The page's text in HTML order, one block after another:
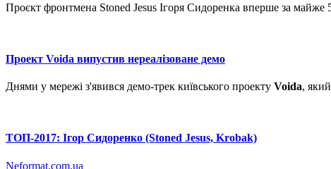
Проєкт фронтмена Stoned Jesus Ігоря Сидоренка вперше за
Проект Voida випустив нереалізоване демо
Днями у мережі з'явився демо-трек київського проекту Voida,
ТОП-2017: Ігор Сидоренко (Stoned Jesus, Krobak)
Neformat.com.ua